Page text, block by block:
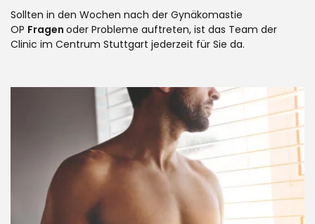
Sollten in den Wochen nach der Gynäkomastie
OP Fragen oder Probleme auftreten, ist das Team der
Clinic im Centrum Stuttgart jederzeit für Sie da.